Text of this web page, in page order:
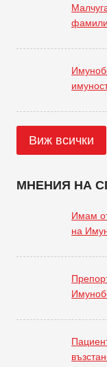
Виж всички
МНЕНИЯ НА
Имам
на